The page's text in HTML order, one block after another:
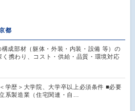
都
成部材（躯体・外装・内装・設備 等）の
く携わり、コスト・供給・品質・環境対応
学歴＞大学院、大学卒以上必須条件 ■必要
系製造業（住宅関連・自…